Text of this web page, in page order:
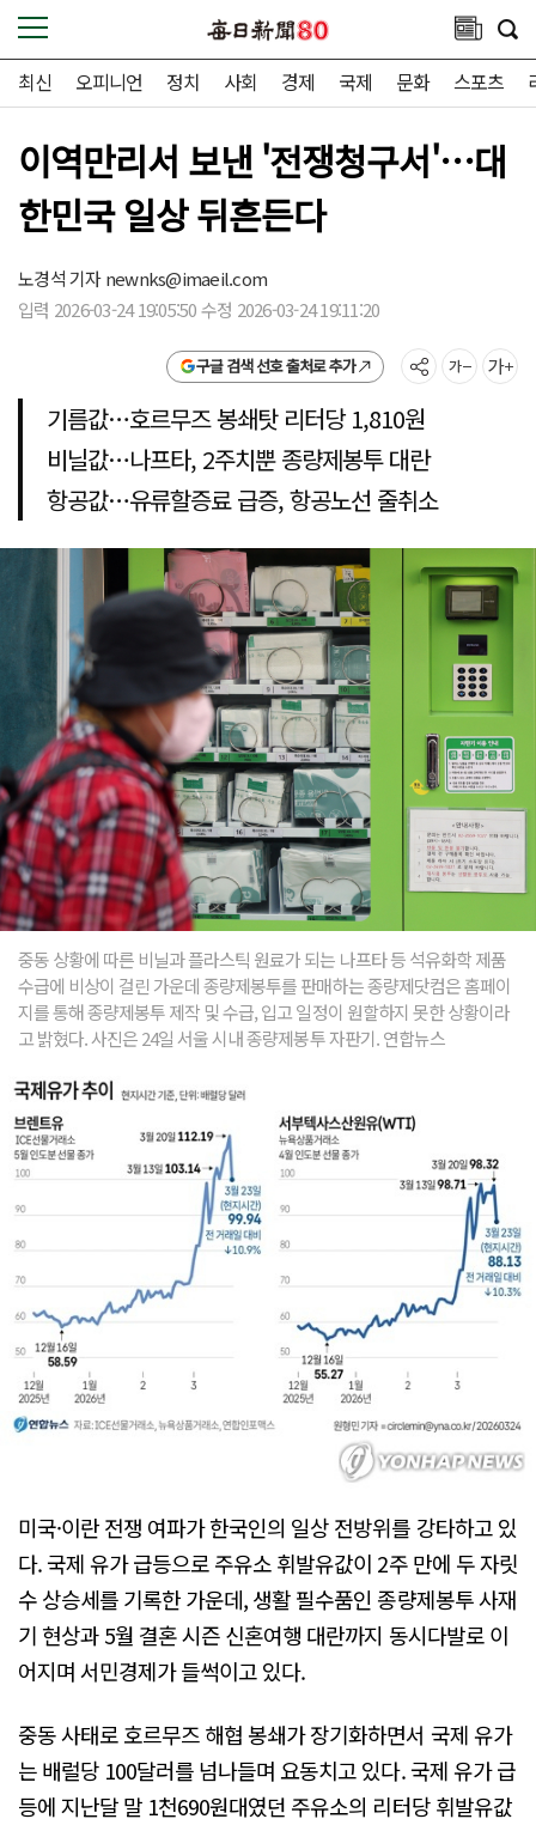
최신 오피니언 정치 사회 경제 국제 문화 스포츠
이역만리서 보낸 '전쟁청구서'…대
한민국 일상 뒤흔든다
노경석 기자newnks@imaeil.com
입력 2026-03-24 19:05:50 수정 2026-03-24 19:11:20
구글 검색 선호 출처로 추가
기름값…호르무즈 봉쇄탓 리터당 1,810원
비닐값…나프타, 2주치뿐 종량제봉투 대란
항공값…유류할증료 급증, 항공노선 줄취소
중동 상황에 따른 비닐과 플라스틱 원료가 되는 나프타 등 석유화학 제품
수급에 비상이 걸린 가운데 종량제봉투를 판매하는 종량제닷컴은 홈페이
지를 통해 종량제봉투 제작 및 수급, 입고 일정이 원할하지 못한 상황이라
고 밝혔다. 사진은 24일 서울 시내 종량제봉투 자판기. 연합뉴스
미국·이란 전쟁 여파가 한국인의 일상 전방위를 강타하고 있
다. 국제 유가 급등으로 주유소 휘발유값이 2주 만에 두 자릿
수 상승세를 기록한 가운데, 생활 필수품인 종량제봉투 사재
기 현상과 5월 결혼 시즌 신혼여행 대란까지 동시다발로 이
어지며 서민경제가 들썩이고 있다.
중동 사태로 호르무즈 해협 봉쇄가 장기화하면서 국제 유가
는 배럴당 100달러를 넘나들며 요동치고 있다. 국제 유가 급
등에 지난달 말 1천690원대였던 주유소의 리터당 휘발유값